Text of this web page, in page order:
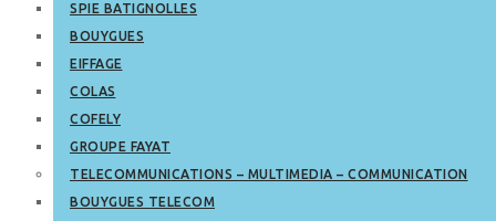
SPIE BATIGNOLLES
BOUYGUES
EIFFAGE
COLAS
COFELY
GROUPE FAYAT
TELECOMMUNICATIONS – MULTIMEDIA – COMMUNICATION
BOUYGUES TELECOM